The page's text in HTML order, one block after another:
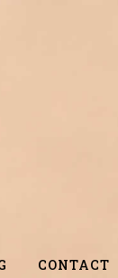
CONTACT